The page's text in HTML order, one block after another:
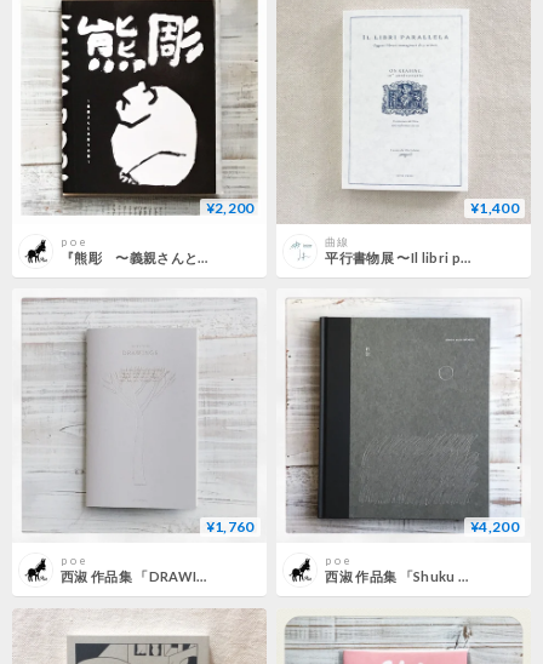
¥2,200
p o e
『熊彫 〜義親さんと木彫りの熊〜』新装版
¥1,400
曲線
平行書物展 〜Il libri parallela〜
¥1,760
p o e
西淑 作品集 「DRAWINGS」
¥4,200
p o e
西淑 作品集 「Shuku Nishi WORKS」